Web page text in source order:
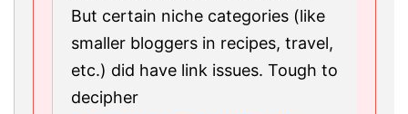
But certain niche categories (like
smaller bloggers in recipes, travel,
etc.) did have link issues. Tough to
decipher